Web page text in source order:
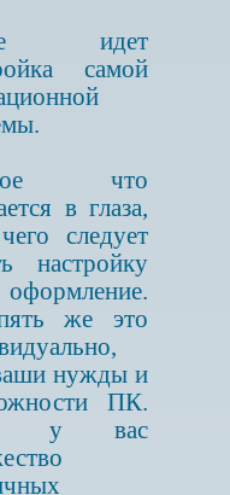
идет
самой
что
в глаза,
следует
настройку
оформление.
же это
нужды и
ПК.
у вас